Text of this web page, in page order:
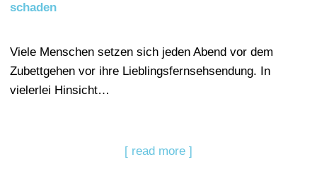
schaden
Viele Menschen setzen sich jeden Abend vor dem
Zubettgehen vor ihre Lieblingsfernsehsendung. In
vielerlei Hinsicht…
[ read more ]